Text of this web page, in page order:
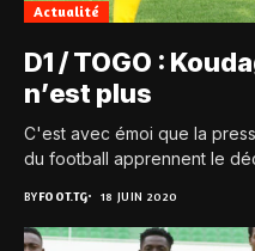
Actualité
D1 / TOGO :
n’est plus
C'est avec émoi que la
du football apprennent le
BYFOOT.TG 18 JUIN 2020